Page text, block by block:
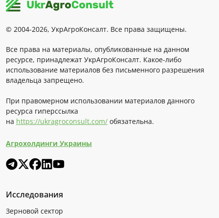
© 2004-2026, УкрАгроКонсалт. Все права защищены.
Все права на материалы, опубликованные на данном
ресурсе, принадлежат УкрАгроКонсалт. Какое-либо
использование материалов без письменного разрешения
владельца запрещено.
При правомерном использовании материалов данного
ресурса гиперссылка
на https://ukragroconsult.com/ обязательна.
Агрохолдинги Украины
Исследования
Зерновой сектор